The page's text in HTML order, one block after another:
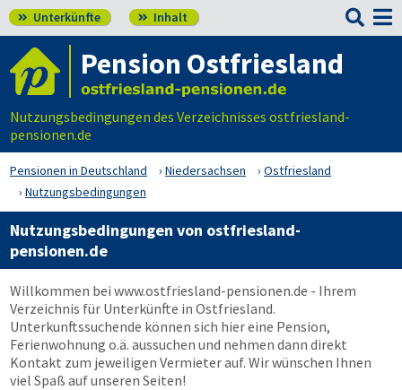
 Unterkünfte  Inhalt 
Pension Ostfriesland
Nutzungsbedingungen des Verzeichnisses ostfriesland-
pensionen.de
Pensionen in Deutschland Niedersachsen
Ostfriesland
Nutzungsbedingungen
Nutzungsbedingungen von ostfriesland-
pensionen.de
Willkommen bei www.ostfriesland-pensionen.de - Ihrem
Verzeichnis für Unterkünfte in Ostfriesland.
Unterkunftssuchende können sich hier eine Pension,
Ferienwohnung o.ä. aussuchen und nehmen dann direkt
Kontakt zum jeweiligen Vermieter auf. Wir wünschen Ihnen
viel Spaß auf unseren Seiten!